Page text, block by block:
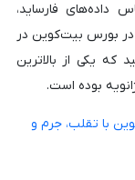
داده‌های فارساید،
معامله در بورس بیت‌کوین در
دلار رسید که یکی از بالاترین
با تقلب، جرم و